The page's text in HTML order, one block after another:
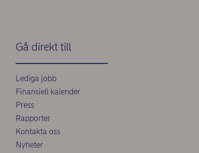
Gå direkt till
Lediga jobb
Finansiell kalender
Press
Rapporter
Kontakta oss
Nyheter